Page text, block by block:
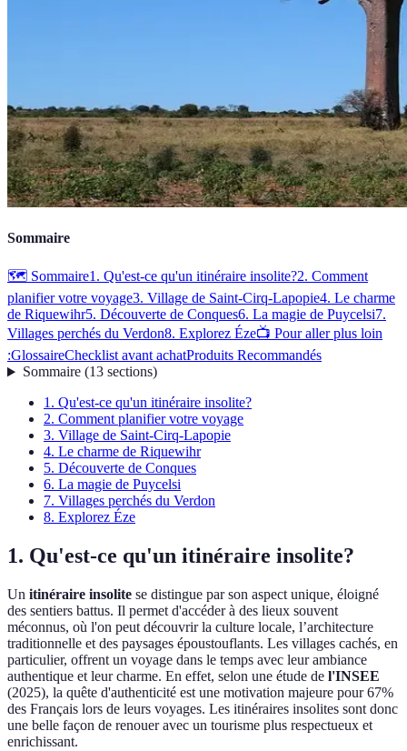
Sommaire
🗺️ Sommaire1. Qu'est-ce qu'un itinéraire insolite?2. Comment
planifier votre voyage3. Village de Saint-Cirq-Lapopie4. Le charme
de Riquewihr5. Découverte de Conques6. La magie de Puycelsi7.
Villages perchés du Verdon8. Explorez Éze📺 Pour aller plus loin
:GlossaireChecklist avant achatProduits Recommandés
Sommaire(13 sections)
1. Qu'est-ce qu'un itinéraire insolite?
2. Comment planifier votre voyage
3. Village de Saint-Cirq-Lapopie
4. Le charme de Riquewihr
5. Découverte de Conques
6. La magie de Puycelsi
7. Villages perchés du Verdon
8. Explorez Éze
1. Qu'est-ce qu'un itinéraire insolite?
Un itinéraire insolite se distingue par son aspect unique, éloigné
des sentiers battus. Il permet d'accéder à des lieux souvent
méconnus, où l'on peut découvrir la culture locale, l’architecture
traditionnelle et des paysages époustouflants. Les villages cachés, en
particulier, offrent un voyage dans le temps avec leur ambiance
authentique et leur charme. En effet, selon une étude de l'INSEE
(2025), la quête d'authenticité est une motivation majeure pour 67%
des Français lors de leurs voyages. Les itinéraires insolites sont donc
une belle façon de renouer avec un tourisme plus respectueux et
enrichissant.